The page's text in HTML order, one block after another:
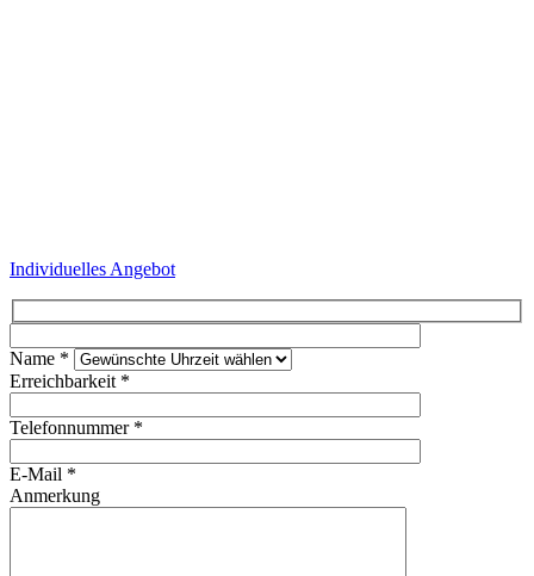
Individuelles Angebot
Name *
Erreichbarkeit *
Telefonnummer *
E-Mail *
Anmerkung